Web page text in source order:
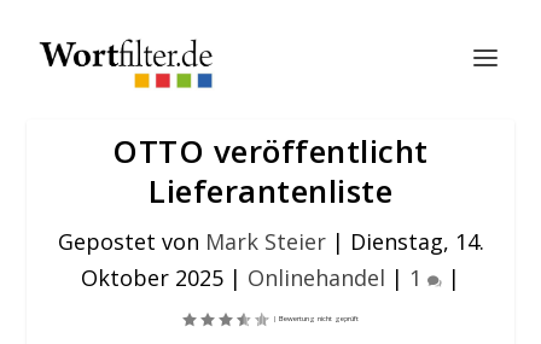
OTTO veröffentlicht
Lieferantenliste
Gepostet von Mark Steier| Dienstag, 14.
Oktober 2025 | Onlinehandel | 1 |